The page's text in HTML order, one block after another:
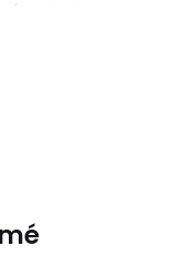
Larges
Cousues